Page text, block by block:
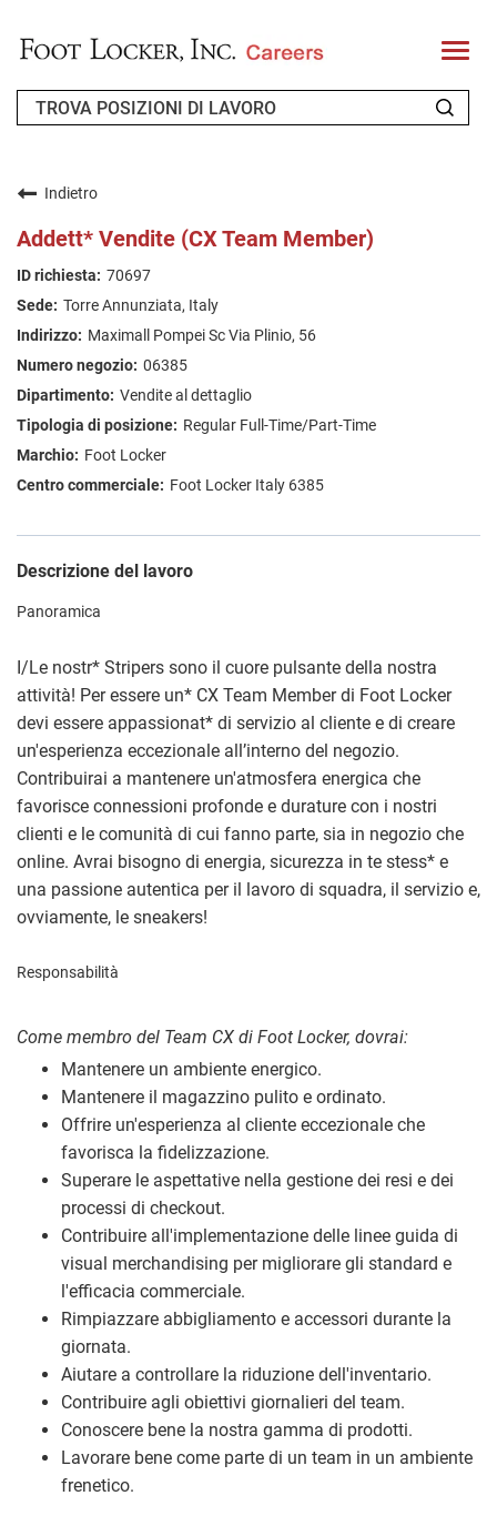
T
o
l
FAQ
CERCA LAVORO
Indietro
Addett* Vendite (CX Team Member)
70697
Torre Annunziata, Italy
Maximall Pompei Sc Via Plinio, 56
06385
Vendite al dettaglio
Regular Full-Time/Part-Time
Foot Locker
Foot Locker Italy 6385
Descrizione del lavoro
Panoramica
I/Le nostr* Stripers sono il cuore pulsante della nostra
attività! Per essere un* CX Team Member di Foot Locker
devi essere appassionat* di servizio al cliente e di creare
un'esperienza eccezionale all’interno del negozio.
Contribuirai a mantenere un'atmosfera energica che
favorisce connessioni profonde e durature con i nostri
clienti e le comunità di cui fanno parte, sia in negozio che
online. Avrai bisogno di energia, sicurezza in te stess* e
una passione autentica per il lavoro di squadra, il servizio e,
ovviamente, le sneakers!
Responsabilità
Come membro del Team CX di Foot Locker, dovrai:
Mantenere un ambiente energico.
Mantenere il magazzino pulito e ordinato.
Offrire un'esperienza al cliente eccezionale che
favorisca la fidelizzazione.
Superare le aspettative nella gestione dei resi e dei
processi di checkout.
Contribuire all'implementazione delle linee guida di
visual merchandising per migliorare gli standard e
l'efficacia commerciale.
Rimpiazzare abbigliamento e accessori durante la
giornata.
Aiutare a controllare la riduzione dell'inventario.
Contribuire agli obiettivi giornalieri del team.
Conoscere bene la nostra gamma di prodotti.
Lavorare bene come parte di un team in un ambiente
frenetico.